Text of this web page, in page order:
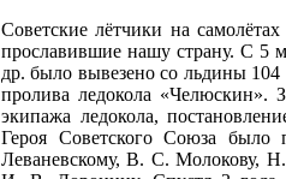
Советские лётчики на
прославившие нашу страну. С 5
др. было вывезено со льдины 104
пролива ледокола «Челюскин».
экипажа ледокола,
Героя Советского Союза
Леваневскому, В. С. Молокову,